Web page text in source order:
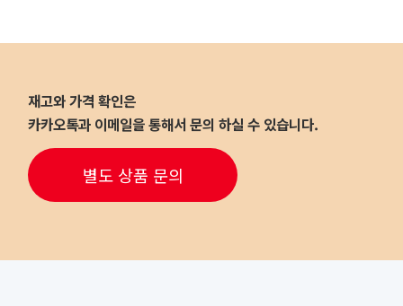
재고와 가격 확인은
카카오톡과 이메일을 통해서 문의 하실 수 있습니다.
별도 상품 문의